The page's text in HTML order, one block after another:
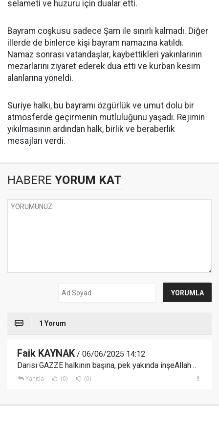
selameti ve huzuru için dualar etti.
Bayram coşkusu sadece Şam ile sınırlı kalmadı. Diğer
illerde de binlerce kişi bayram namazına katıldı.
Namaz sonrası vatandaşlar, kaybettikleri yakınlarının
mezarlarını ziyaret ederek dua etti ve kurban kesim
alanlarına yöneldi.
Suriye halkı, bu bayramı özgürlük ve umut dolu bir
atmosferde geçirmenin mutluluğunu yaşadı. Rejimin
yıkılmasının ardından halk, birlik ve beraberlik
mesajları verdi.
HABERE YORUM KAT
1 Yorum
Faik KAYNAK/ 06/06/2025 14:12
Darısı GAZZE halkının başına, pek yakında inşeAllah ..
Yanıtla (0) (0)